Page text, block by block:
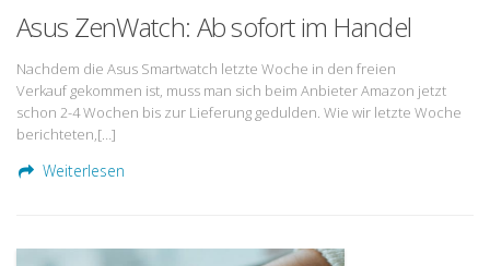
Asus ZenWatch: Ab sofort im Handel
Nachdem die Asus Smartwatch letzte Woche in den freien
Verkauf gekommen ist, muss man sich beim Anbieter Amazon jetzt
schon 2-4 Wochen bis zur Lieferung gedulden. Wie wir letzte Woche
berichteten,[…]
Weiterlesen